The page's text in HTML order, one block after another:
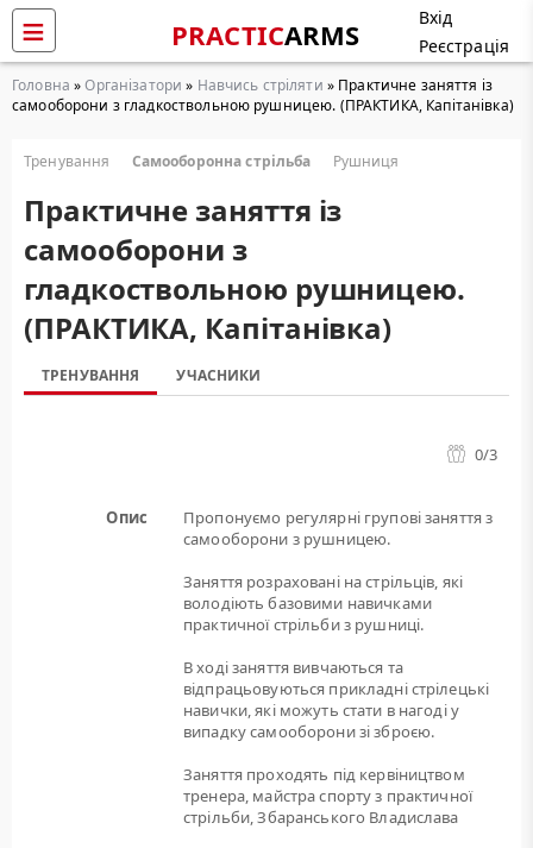
PRACTICARMS
Вхід
Реєстрація
Головна »Організатори » Навчись стріляти » Практичне заняття із
самооборони з гладкоствольною рушницею. (ПРАКТИКА, Капітанівка)
Тренування Самооборонна стрільба Рушниця
Практичне заняття із
самооборони з
гладкоствольною рушницею.
(ПРАКТИКА, Капітанівка)
ТРЕНУВАННЯ УЧАСНИКИ
0/3
Опис
Пропонуємо регулярні групові заняття з
самооборони з рушницею.
Заняття розраховані на стрільців, які
володіють базовими навичками
практичної стрільби з рушниці.
В ході заняття вивчаються та
відпрацьовуються прикладні стрілецькі
навички, які можуть стати в нагоді у
випадку самооборони зі зброєю.
Заняття проходять під кервіництвом
тренера, майстра спорту з практичної
стрільби, Збаранського Владислава